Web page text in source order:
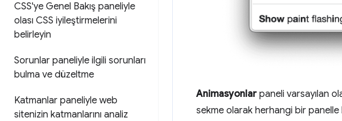
CSS'ye Genel Bakış paneliyle
olası CSS iyileştirmelerini
belirleyin
Sorunlar paneliyle ilgili sorunları
bulma ve düzeltme
Katmanlar paneliyle web
sitenizin katmanlarını analiz
Animasyonlar paneli varsayılan
sekme olarak herhangi bir panelle